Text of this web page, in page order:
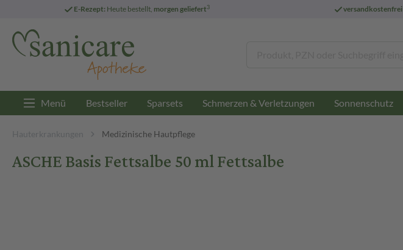
E-Rezept: Heute bestellt, morgen geliefert3 versandkostenfrei
Menü Bestseller Sparsets Schmerzen & Verletzungen Sonnenschutz
Hauterkrankungen Medizinische Hautpflege
ASCHE Basis Fettsalbe 50 ml Fettsalbe